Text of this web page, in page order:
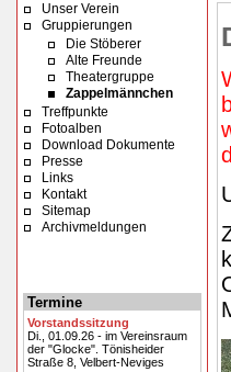
Unser Verein
Gruppierungen
Die Stöberer
Alte Freunde
Theatergruppe
Zappelmännchen
Treffpunkte
Fotoalben
Download Dokumente
Presse
Links
Kontakt
Sitemap
Archivmeldungen
Termine
Vorstandssitzung
Di., 01.09.26 - im Vereinsraum
der "Glocke". Tönisheider
Straße 8, Velbert-Neviges